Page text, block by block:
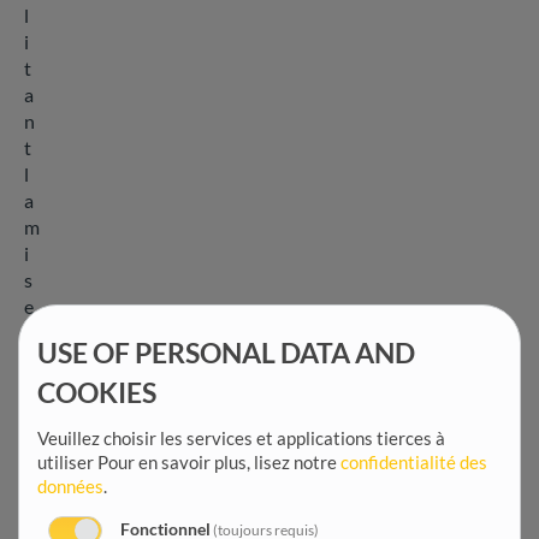
l
i
t
a
n
t
l
a
m
i
s
e
USE OF PERSONAL DATA AND
COOKIES
Veuillez choisir les services et applications tierces à
utiliser Pour en savoir plus, lisez notreconfidentialité des
données.
Fonctionnel (toujours requis)